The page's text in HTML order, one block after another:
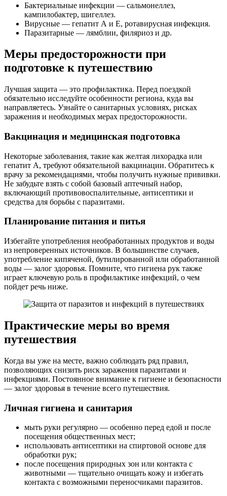
Бактериальные инфекции — сальмонеллез,
кампилобактер, шигеллез.
Вирусные — гепатит А и Е, ротавирусная инфекция.
Паразитарные — лямблии, филяриоз и др.
Меры предосторожности при
подготовке к путешествию
Лучшая защита — это профилактика. Перед поездкой
обязательно исследуйте особенности региона, куда вы
направляетесь. Узнайте о санитарных условиях, рисках
заражения и необходимых мерах предосторожности.
Вакцинация и медицинская подготовка
Некоторые заболевания, такие как желтая лихорадка или
гепатит А, требуют обязательной вакцинации. Обратитесь к
врачу за рекомендациями, чтобы получить нужные прививки.
Не забудьте взять с собой базовый аптечный набор,
включающий противовоспалительные, антисептики и
средства для борьбы с паразитами.
Планирование питания и питья
Избегайте употребления необработанных продуктов и воды
из непроверенных источников. В большинстве случаев,
употребление кипяченой, бутилированной или обработанной
воды — залог здоровья. Помните, что гигиена рук также
играет ключевую роль в профилактике инфекций, о чем
пойдет речь ниже.
Практические меры во время
путешествия
Когда вы уже на месте, важно соблюдать ряд правил,
позволяющих снизить риск заражения паразитами и
инфекциями. Постоянное внимание к гигиене и безопасности
— залог здоровья в течение всего путешествия.
Личная гигиена и санитария
мыть руки регулярно — особенно перед едой и после
посещения общественных мест;
использовать антисептики на спиртовой основе для
обработки рук;
после посещения природных зон или контакта с
животными — тщательно очищать кожу и избегать
контакта с возможными переносчиками паразитов.